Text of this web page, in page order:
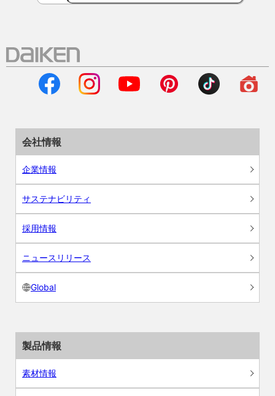
会社情報
企業情報
サステナビリティ
採用情報
ニュースリリース
Global
製品情報
素材情報